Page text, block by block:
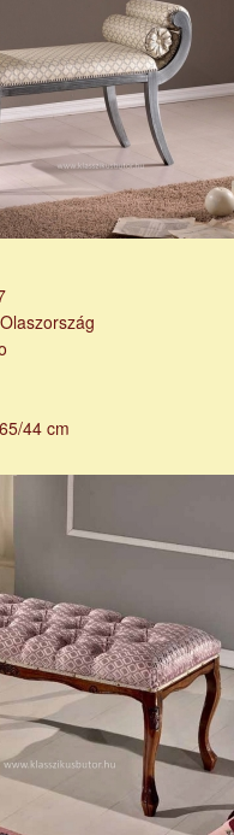
Olaszország
44 cm